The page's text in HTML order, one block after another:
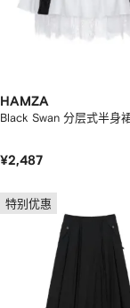
HAMZA
Black Swan 分层式半身
¥2,487
特别优惠